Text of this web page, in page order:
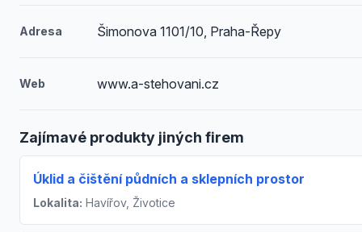
Adresa Šimonova 1101/10, Praha-Řepy
Web www.a-stehovani.cz
Zajímavé produkty jiných firem
Úklid a čištění půdních a sklepních prostor
Lokalita: Havířov, Životice